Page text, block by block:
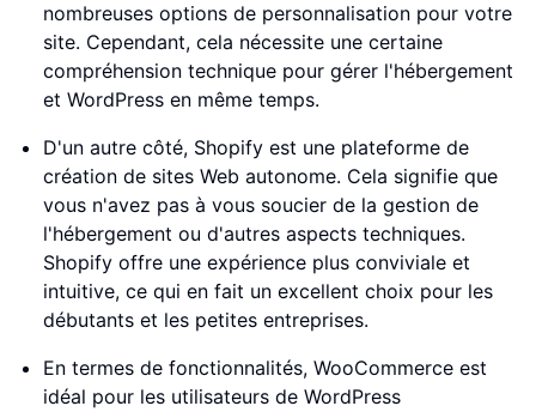
nombreuses options de personnalisation pour votre
site. Cependant, cela nécessite une certaine
compréhension technique pour gérer l'hébergement
et WordPress en même temps.
D'un autre côté, Shopify est une plateforme de
création de sites Web autonome. Cela signifie que
vous n'avez pas à vous soucier de la gestion de
l'hébergement ou d'autres aspects techniques.
Shopify offre une expérience plus conviviale et
intuitive, ce qui en fait un excellent choix pour les
débutants et les petites entreprises.
En termes de fonctionnalités, WooCommerce est
idéal pour les utilisateurs de WordPress